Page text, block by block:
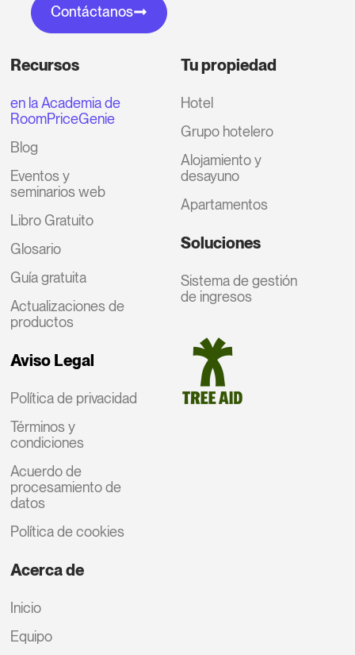
Contáctanos
Recursos
en la Academia de
RoomPriceGenie
Blog
Eventos y
seminarios web
Libro Gratuito
Glosario
Guía gratuita
Actualizaciones de
productos
Aviso Legal
Política de privacidad
Términos y
condiciones
Acuerdo de
procesamiento de
datos
Política de cookies
Tu propiedad
Hotel
Grupo hotelero
Alojamiento y
desayuno
Apartamentos
Soluciones
Sistema de gestión
de ingresos
Acerca de
Inicio
Equipo